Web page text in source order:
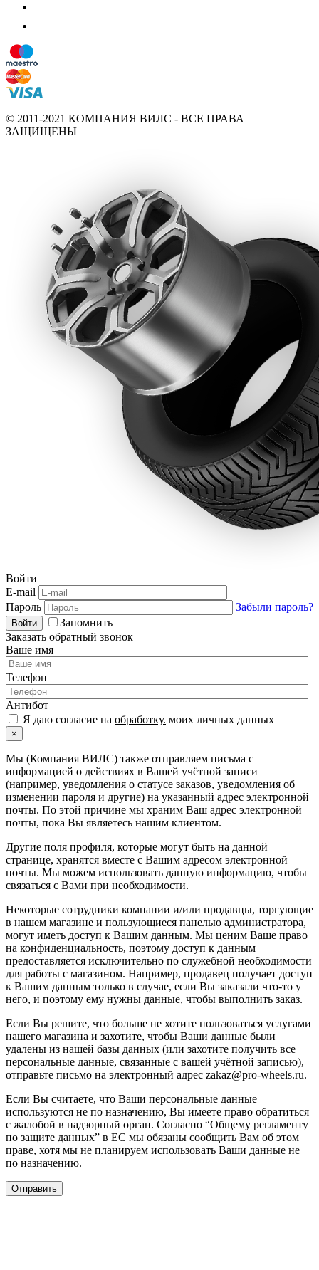
© 2011-2021 КОМПАНИЯ ВИЛС - ВСЕ ПРАВА
ЗАЩИЩЕНЫ
Войти
E-mail
Пароль
Забыли пароль?
Войти
Запомнить
Заказать обратный звонок
Ваше имя
Телефон
Антибот
Я даю согласие на обработку. моих личных данных
×
Мы (Компания ВИЛС) также отправляем письма с
информацией о действиях в Вашей учётной записи
(например, уведомления о статусе заказов, уведомления об
изменении пароля и другие) на указанный адрес электронной
почты. По этой причине мы храним Ваш адрес электронной
почты, пока Вы являетесь нашим клиентом.
Другие поля профиля, которые могут быть на данной
странице, хранятся вместе с Вашим адресом электронной
почты. Мы можем использовать данную информацию, чтобы
связаться с Вами при необходимости.
Некоторые сотрудники компании и/или продавцы, торгующие
в нашем магазине и пользующиеся панелью администратора,
могут иметь доступ к Вашим данным. Мы ценим Ваше право
на конфиденциальность, поэтому доступ к данным
предоставляется исключительно по служебной необходимости
для работы с магазином. Например, продавец получает доступ
к Вашим данным только в случае, если Вы заказали что-то у
него, и поэтому ему нужны данные, чтобы выполнить заказ.
Если Вы решите, что больше не хотите пользоваться услугами
нашего магазина и захотите, чтобы Ваши данные были
удалены из нашей базы данных (или захотите получить все
персональные данные, связанные с вашей учётной записью),
отправьте письмо на электронный адрес zakaz@pro-wheels.ru.
Если Вы считаете, что Ваши персональные данные
используются не по назначению, Вы имеете право обратиться
с жалобой в надзорный орган. Согласно “Общему регламенту
по защите данных” в ЕС мы обязаны сообщить Вам об этом
праве, хотя мы не планируем использовать Ваши данные не
по назначению.
Отправить